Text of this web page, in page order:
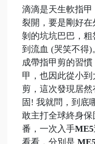
滴滴是天生軟指
裂開，要是剛好
剝的坑坑巴巴，
到流血 (哭笑不得)
成帶指甲剪的習
甲，也因此從小
剪，這次發現居
固! 我就問，到底
敢主打全球終身保
番，一次入手ME5